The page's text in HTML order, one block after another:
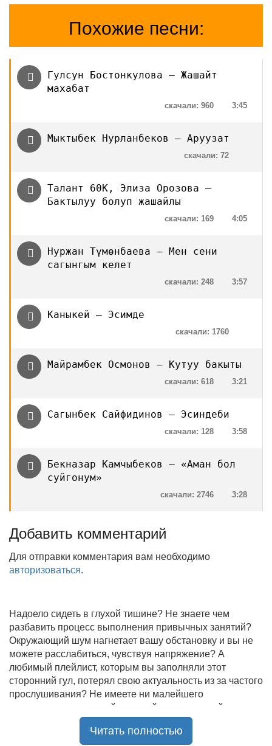
Похожие песни:
Гулсун Бостонкулова — Жашайт
махабат
3:45
скачали: 960
Мыктыбек Нурланбеков — Аруузат
скачали: 72
Талант 60К, Элиза Орозова —
Бактылуу болуп жашайлы
4:05
скачали: 169
Нуржан Түмөнбаева — Мен сени
сагынгым келет
3:57
скачали: 248
Каныкей — Эсимде
скачали: 1760
Майрамбек Осмонов — Кутуу бакыты
3:21
скачали: 618
Сагынбек Сайфидинов — Эсиндеби
3:58
скачали: 128
Бекназар Камчыбеков — «Аман бол
суйгонум»
3:28
скачали: 2746
Добавить комментарий
Для отправки комментария вам необходимо
авторизоваться.
Надоело сидеть в глухой тишине? Не знаете чем
разбавить процесс выполнения привычных занятий?
Окружающий шум нагнетает вашу обстановку и вы не
можете расслабиться, чувствуя напряжение? А
любимый плейлист, которым вы заполняли этот
сторонний гул, потерял свою актуальность из за частого
прослушивания? Не имеете ни малейшего
представления, где найти новый качественный контент
на замену старому? В таком случае вы обратились по
Читать полностью